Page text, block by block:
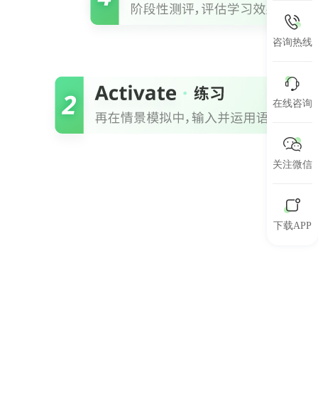
咨询热线
在线咨询
关注微信
下载APP